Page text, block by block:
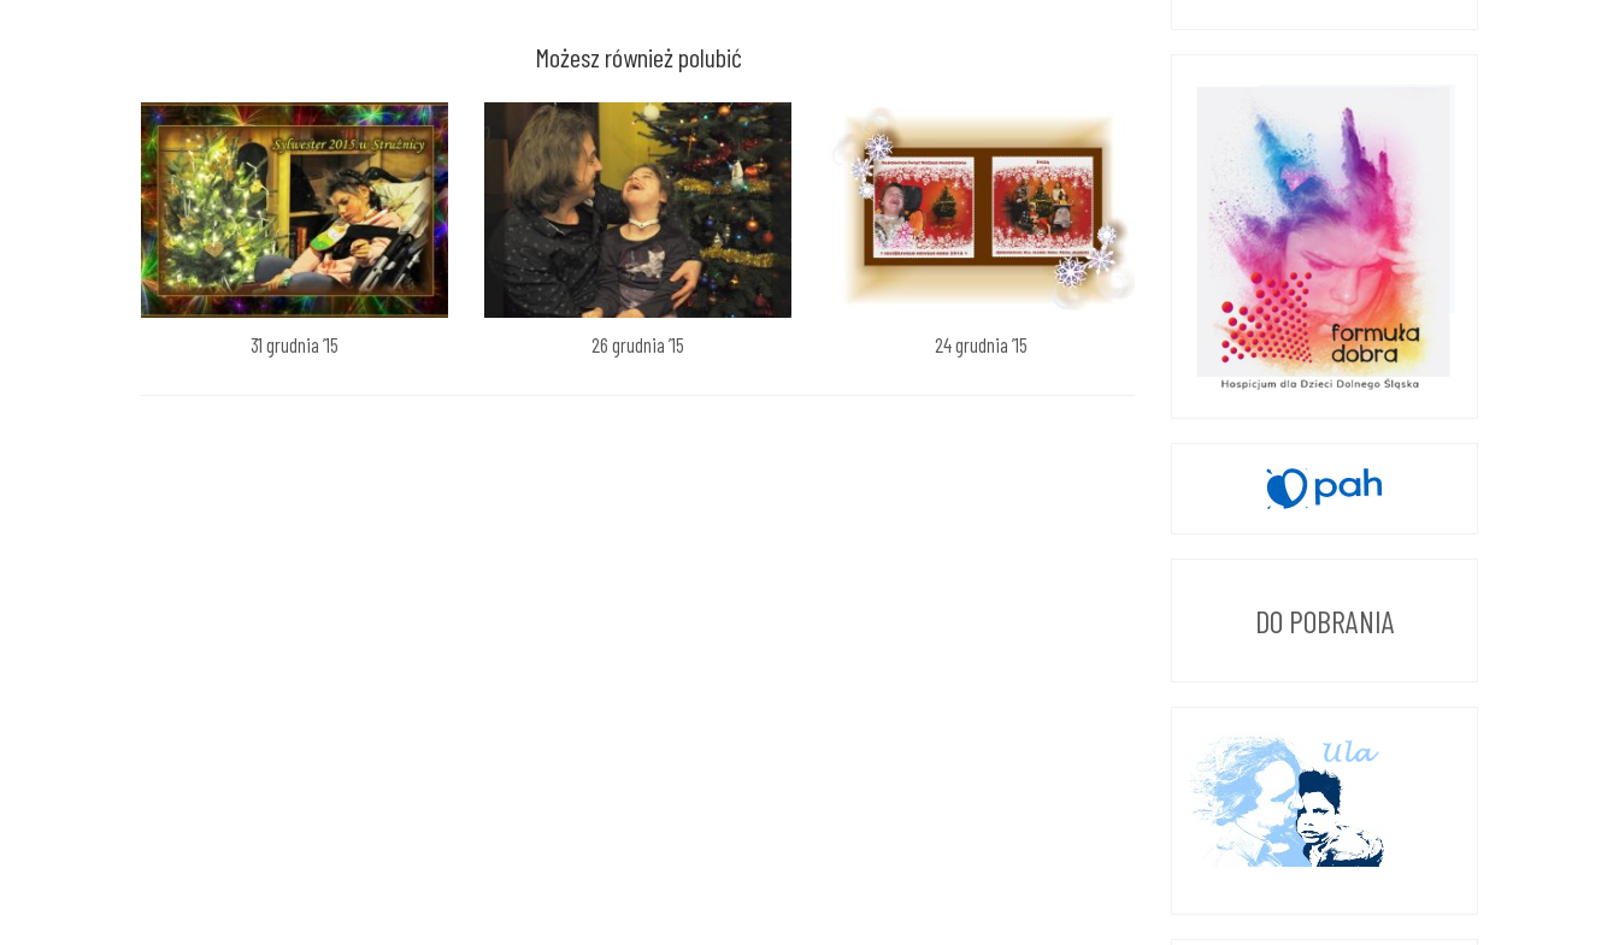
Możesz również polubić
31 grudnia ’15 26 grudnia ’15 24 grudnia ’15
DO POBRANIA